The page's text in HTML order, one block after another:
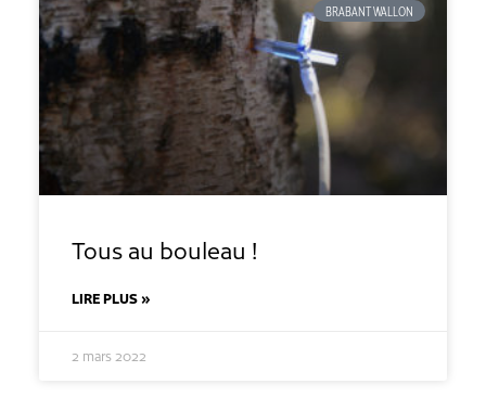
BRABANT WALLON
Tous au bouleau !
LIRE PLUS »
2 mars 2022